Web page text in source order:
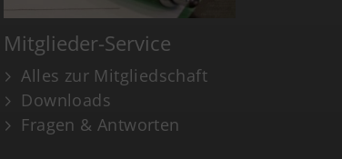
Mitglieder-Service
Alles zur Mitgliedschaft
Downloads
Fragen & Antworten